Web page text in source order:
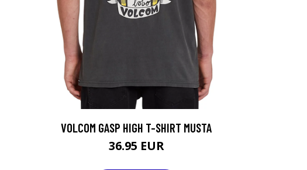
VOLCOM GASP HIGH T-SHIRT MUSTA
36.95 EUR